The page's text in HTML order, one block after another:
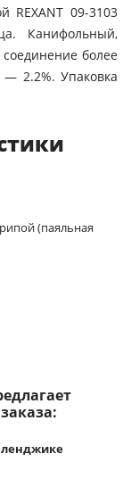
REXANT 09-3103
Канифольный,
более
2.2%. Упаковка
(паяльная